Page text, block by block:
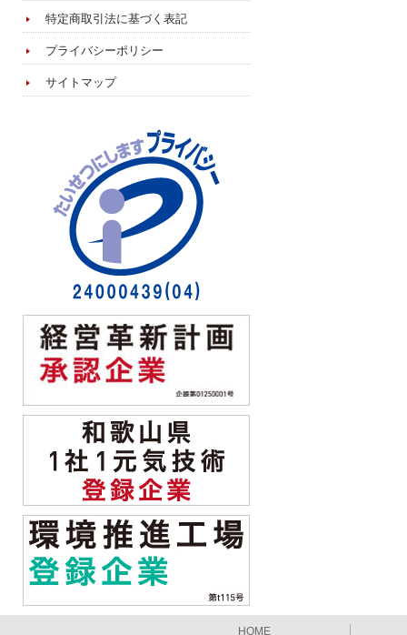
特定商取引法に基づく表記
プライバシーポリシー
サイトマップ
HOME